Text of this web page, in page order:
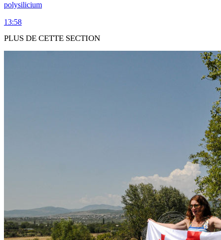
polysilicium
13:58
PLUS DE CETTE SECTION